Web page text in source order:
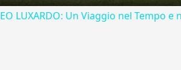
LUXARDO: Un Viaggio nel Tempo e